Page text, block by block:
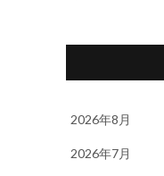
2026年8月
2026年7月